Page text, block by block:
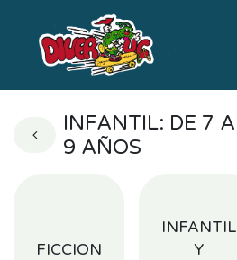
INFANTIL: DE 7 A
9 AÑOS
FICCION
INFANTIL
Y